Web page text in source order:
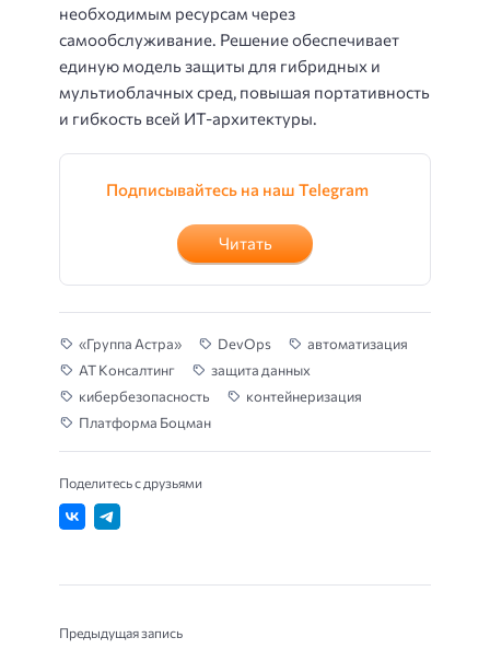
необходимым ресурсам через
самообслуживание. Решение обеспечивает
единую модель защиты для гибридных и
мультиоблачных сред, повышая портативность
и гибкость всей ИТ-архитектуры.
Подписывайтесь на наш Telegram
Читать
«Группа Астра» DevOps
автоматизация
АТ Консалтинг
защита данных
кибербезопасность
контейнеризация
Платформа Боцман
Поделитесь с друзьями
Предыдущая запись